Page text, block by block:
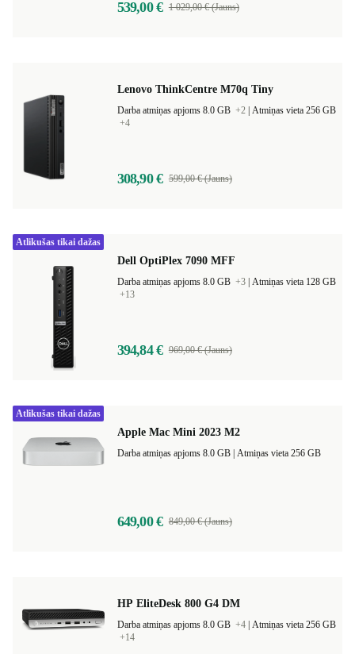
539,00 € 1 029,00 € (Jauns)
Lenovo ThinkCentre M70q Tiny
Darba atmiņas apjoms 8.0 GB +2 Atmiņas vieta 256 GB
+4
308,90 € 599,00 € (Jauns)
Dell OptiPlex 7090 MFF
Darba atmiņas apjoms 8.0 GB +3 Atmiņas vieta 128 GB
+13
394,84 € 969,00 € (Jauns)
Atlikušas tikai dažas
Apple Mac Mini 2023 M2
Atmiņas vieta 256 GB
649,00 € 849,00 € (Jauns)
Atlikušas tikai dažas
HP EliteDesk 800 G4 DM
Darba atmiņas apjoms 8.0 GB +4 Atmiņas vieta 256 GB
+14